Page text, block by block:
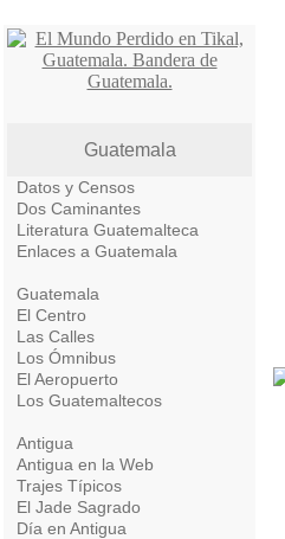
Guatemala
Datos y Censos
Dos Caminantes
Literatura Guatemalteca
Enlaces a Guatemala
Guatemala
El Centro
Las Calles
Los Ómnibus
El Aeropuerto
Los Guatemaltecos
Antigua
Antigua en la Web
Trajes Típicos
El Jade Sagrado
Día en Antigua